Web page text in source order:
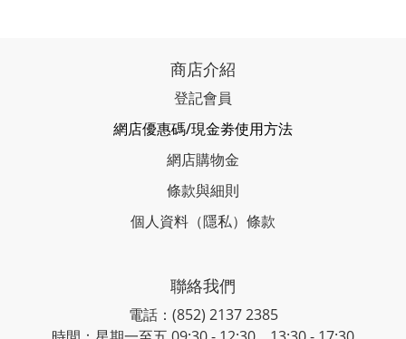
商店介紹
登記會員
網店優惠碼/現金劵使用方法
網店購物金
條款與細則
個人資料（隱私）條款
聯絡我們
電話：(852) 2137 2385